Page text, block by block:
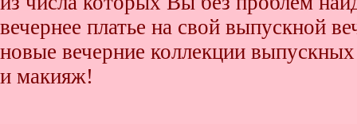
вечернее платье на свой выпускной
новые вечерние коллекции
и макияж!